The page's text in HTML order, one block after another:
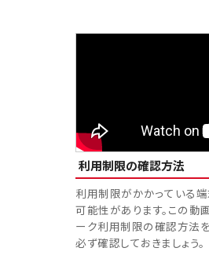
利用制限の確認方法
利用制限がかかっている
可能性があります。この動
ーク利用制限の確認方法
必ず確認しておきましょう。